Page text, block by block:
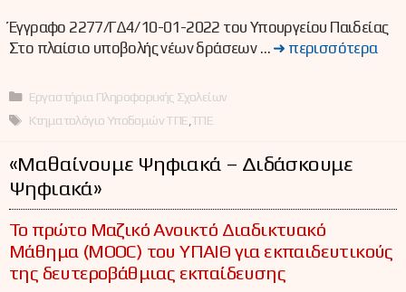
Έγγραφο 2277/ΓΔ4/10-01-2022 του Υπουργείου Παιδείας
Στο πλαίσιο υποβολής νέων δράσεων … ➜ περισσότερα
Κατηγορίες
Εργαστήρια Πληροφορικής Σχολείων
Ετικέτες
Κτηματολόγιο Υποδομών ΤΠΕ ΤΠΕ
«Μαθαίνουμε Ψηφιακά – Διδάσκουμε
Ψηφιακά»
Το πρώτο Μαζικό Ανοικτό Διαδικτυακό
Μάθημα (MOOC) του ΥΠΑΙΘ για εκπαιδευτικούς
της δευτεροβάθμιας εκπαίδευσης